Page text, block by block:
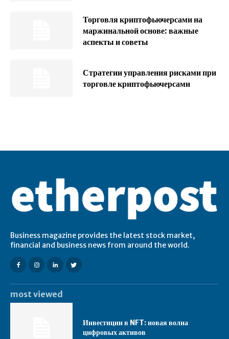
Торговля криптофьючерсами на
маржинальной основе: важные
аспекты и советы
Стратегии управления рисками при
торговле криптофьючерсами
Business magazine provides the latest stock market,
financial and business news from around the world.
most viewed
Инвестиции в NFT: новая волна
цифровых активов